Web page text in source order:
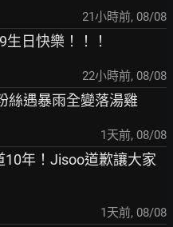
21小時前, 08/08
生日快樂！！！
22小時前, 08/08
絲遇暴雨全變落湯雞
1天前, 08/08
10年！Jisoo道歉讓大家
1天前, 08/08